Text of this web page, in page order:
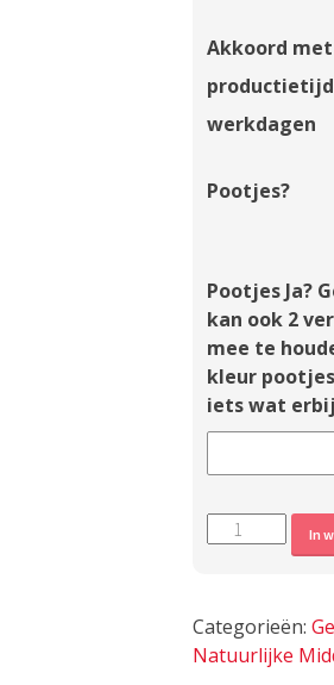
Akkoord met
productietijd
werkdagen
Pootjes?
Pootjes Ja?
kan ook 2
mee te
kleur
iets wat
Tekenband
EM-
X™'
In
Categorieën:
Natuurlijke